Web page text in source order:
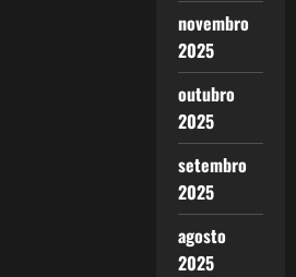
novembro
2025
outubro
2025
setembro
2025
agosto
2025